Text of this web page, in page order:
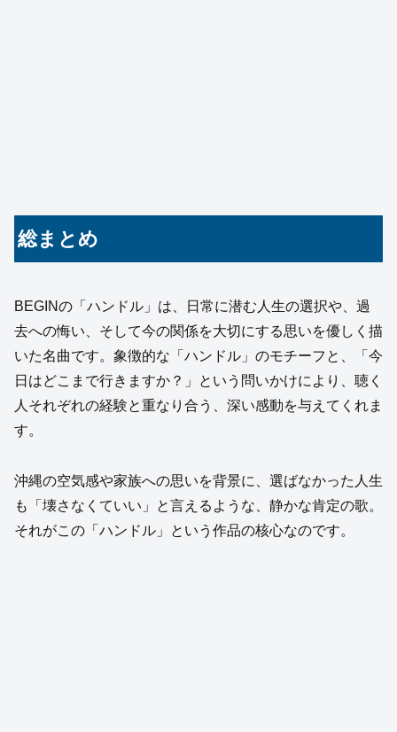
総まとめ
BEGINの「ハンドル」は、日常に潜む人生の選択や、過
去への悔い、そして今の関係を大切にする思いを優しく描
いた名曲です。象徴的な「ハンドル」のモチーフと、「今
日はどこまで行きますか？」という問いかけにより、聴く
人それぞれの経験と重なり合う、深い感動を与えてくれま
す。
沖縄の空気感や家族への思いを背景に、選ばなかった人生
も「壊さなくていい」と言えるような、静かな肯定の歌。
それがこの「ハンドル」という作品の核心なのです。